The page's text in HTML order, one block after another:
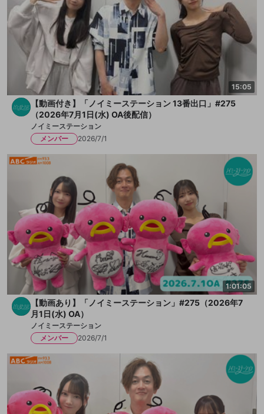
15:05
【動画付き】「ノイミーステーション 13番出口」#275
（2026年7月1日(水) OA後配信）
ノイミーステーション
メンバー
2026/7/1
1:01:05
【動画あり】「ノイミーステーション」#275（2026年7
月1日(水) OA）
ノイミーステーション
メンバー
2026/7/1